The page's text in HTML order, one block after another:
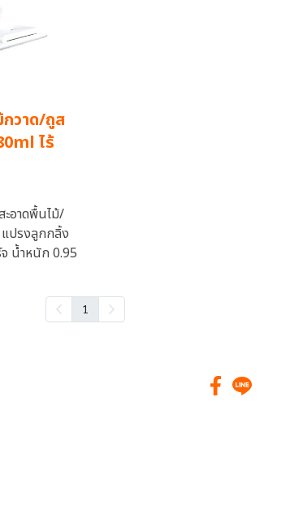
วาด/ถูส
ไร้
อาดพื้นไม้/
แปรงลูกกลิ้ง
น้ำหนัก 0.95
1